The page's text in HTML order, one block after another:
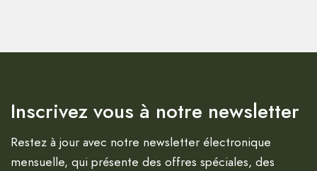
Inscrivez vous à notre newsletter
Restez à jour avec notre newsletter électronique
mensuelle, qui présente des offres spéciales, des